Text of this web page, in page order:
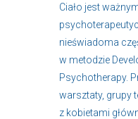
Ciało jest
nieświadoma
w metodzie
Psychotherapy.
warsztaty, grupy
z kobietami